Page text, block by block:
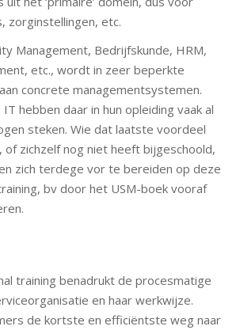
zorginstellingen, etc.
Management, Bedrijfskunde, HRM,
etc., wordt in zeer beperkte
concrete managementsystemen.
hebben daar in hun opleiding vaak al
steken. Wie dat laatste voordeel
zichzelf nog niet heeft bijgeschoold,
zich terdege vor te bereiden op deze
bv door het USM-boek vooraf
training benadrukt de procesmatige
en haar werkwijze.
de kortste en efficiëntste weg naar